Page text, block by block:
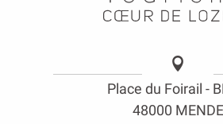
Place du Foirail -
48000 MENDE